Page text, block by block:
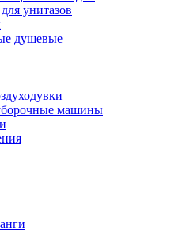
унитазов
душевые
машины